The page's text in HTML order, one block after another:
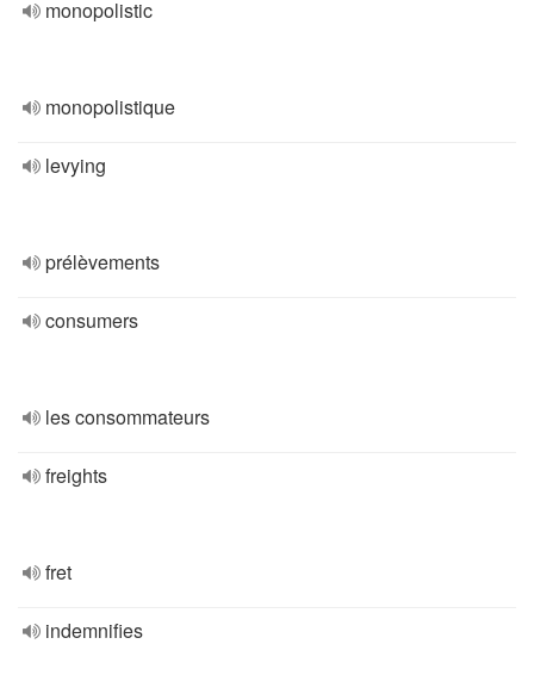
monopolistic
monopolistique
levying
prélèvements
consumers
les consommateurs
freights
fret
indemnifies